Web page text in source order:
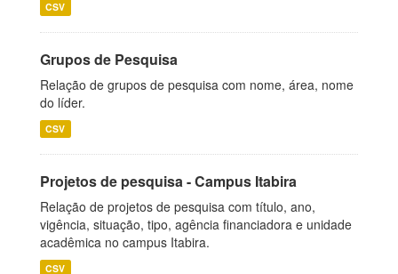
CSV
Grupos de Pesquisa
Relação de grupos de pesquisa com nome, área, nome
do líder.
CSV
Projetos de pesquisa - Campus Itabira
Relação de projetos de pesquisa com título, ano,
vigência, situação, tipo, agência financiadora e unidade
acadêmica no campus Itabira.
CSV